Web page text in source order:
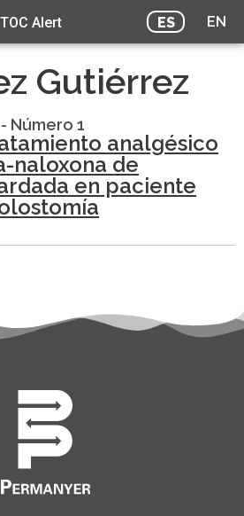
ES EN
TOC Alert
Gutiérrez
Número 1
analgésico
naloxona de
en paciente